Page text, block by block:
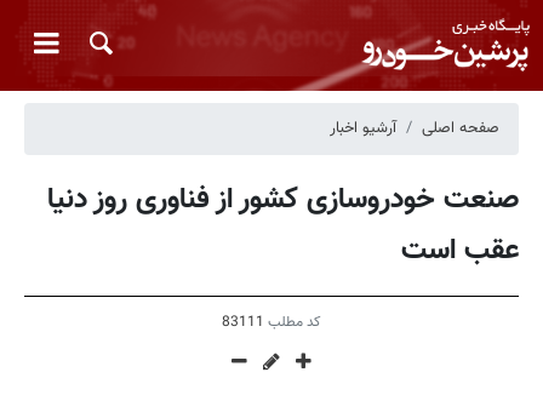
صفحه اصلی آرشیو اخبار
صنعت خودروسازی کشور از فناوری روز دنیا
عقب است
کد مطلب 83111